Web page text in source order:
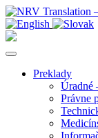
Preklady
Úradné
Právne